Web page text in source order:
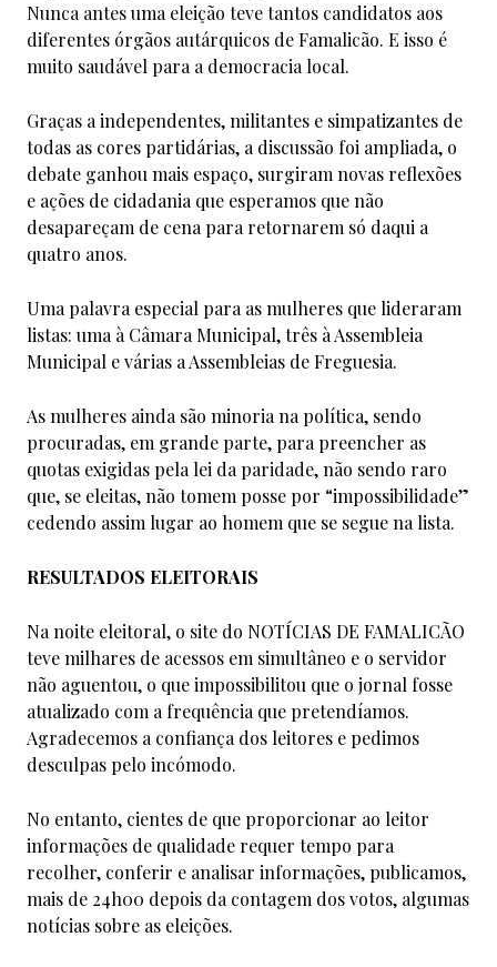
Nunca antes uma eleição teve tantos candidatos aos
diferentes órgãos autárquicos de Famalicão. E isso é
muito saudável para a democracia local.
Graças a independentes, militantes e simpatizantes de
todas as cores partidárias, a discussão foi ampliada, o
debate ganhou mais espaço, surgiram novas reflexões
e ações de cidadania que esperamos que não
desapareçam de cena para retornarem só daqui a
quatro anos.
Uma palavra especial para as mulheres que lideraram
listas: uma à Câmara Municipal, três à Assembleia
Municipal e várias a Assembleias de Freguesia.
As mulheres ainda são minoria na política, sendo
procuradas, em grande parte, para preencher as
quotas exigidas pela lei da paridade, não sendo raro
que, se eleitas, não tomem posse por “impossibilidade”
cedendo assim lugar ao homem que se segue na lista.
RESULTADOS ELEITORAIS
Na noite eleitoral, o site do NOTÍCIAS DE FAMALICÃO
teve milhares de acessos em simultâneo e o servidor
não aguentou, o que impossibilitou que o jornal fosse
atualizado com a frequência que pretendíamos.
Agradecemos a confiança dos leitores e pedimos
desculpas pelo incómodo.
No entanto, cientes de que proporcionar ao leitor
informações de qualidade requer tempo para
recolher, conferir e analisar informações, publicamos,
mais de 24h00 depois da contagem dos votos, algumas
notícias sobre as eleições.